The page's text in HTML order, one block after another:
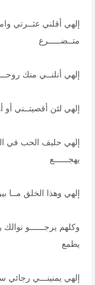
إلهي أقلني عثــرتي
متــضـــــرع
إلهي أنلنــي منك
إلهي لئن أقصيتــني أو
إلهي حليف الحب في
يهجــــــع
إلهي وهذا الخلق مــا بين
وكلهم يرجــــــو
يطمع
إلهي يمنينـــي رجائي